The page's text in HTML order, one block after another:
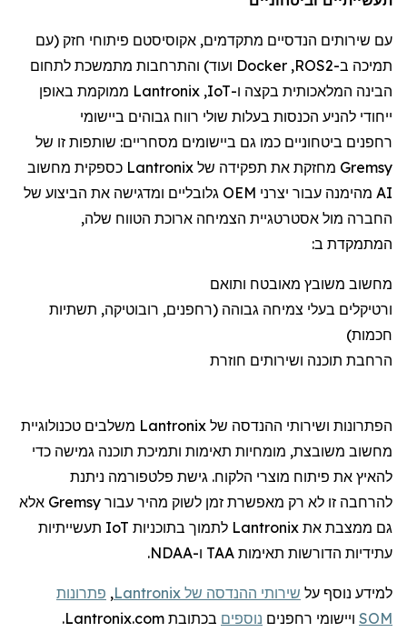
עם שירותים הנדסיים מתקדמים, אקוסיסטם פיתוחי חזק (עם
תמיכה ב-ROS2
,
Docker ועוד) והתרחבות מתמשכת לתחום
הבינה המלאכותית בקצה ו-IoT
,
Lantronix ממוקמת באופן
ייחודי להניע הכנסות בעלות שולי רווח גבוהים ביישומי
רחפנים ביטחוניים כמו גם ביישומים מסחריים: שותפות זו של
Gremsy מחזקת את תפקידה של Lantronix כספקית מחשוב
AI מהימנה עבור יצרני OEM גלובליים ומדגישה את הביצוע של
החברה מול אסטרטגיית הצמיחה ארוכת הטווח שלה,
המתמקדת ב:
מחשוב משובץ מאובטח ותואם
ורטיקלים בעלי צמיחה גבוהה (רחפנים, רובוטיקה, תשתיות
חכמות)
הרחבת תוכנה ושירותים חוזרת
הפתרונות ושירותי ההנדסה של Lantronix משלבים טכנולוגיית
מחשוב משובצת, מומחיות תאימות ותמיכת תוכנה גמישה כדי
להאיץ את פיתוח מוצרי הלקוח. גישת פלטפורמה ניתנת
להרחבה זו לא רק מאפשרת זמן לשוק מהיר עבור Gremsy אלא
גם ממצבת את Lantronix לתמוך בתוכניות IoT תעשייתיות
עתידיות הדורשות תאימות TAA ו-NDAA.
למידע נוסף על שירותי ההנדסה של Lantronix
, פתרונות
SOM ויישומי רחפנים נוספים בכתובת Lantronix.com.